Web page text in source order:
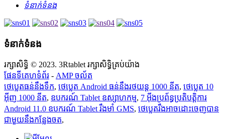
ទំនាក់ទំនង
ទំនាក់ទំនង
រក្សាសិទ្ធិ © 2023. 3Rtablet រក្សាសិទ្ធិគ្រប់យ៉ាង
ផែនទីគេហទំព័រ - AMP ចល័ត
ថេប្លេតធន់នឹងទឹក, ថេប្លេត Android ធន់នឹងរថយន្ត 1000 នីត, ថេប្លេត 10
អ៊ីញ 1000 នីត, ឧបករណ៍ Tablet ឧស្សាហកម្ម, 7 អ៊ីងប្រព័ន្ធប្រតិបត្តិការ
Android 11.0 ឧបករណ៍ Tablet រឹងមាំ GMS, ថេប្លេត​រឹង​អាច​ដោះ​ចេញ​បាន​
ជាមួយ​នឹង​កន្លែង​ចត,